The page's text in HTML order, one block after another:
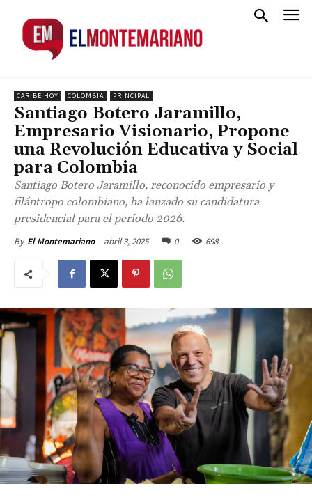
CARIBE HOY COLOMBIA PRINCIPAL
Santiago Botero Jaramillo,
Empresario Visionario, Propone
una Revolución Educativa y Social
para Colombia
Santiago Botero Jaramillo, reconocido empresario y
filántropo colombiano, ha lanzado su candidatura
presidencial para el período 2026.
By El Montemariano abril 3, 2025 0 698